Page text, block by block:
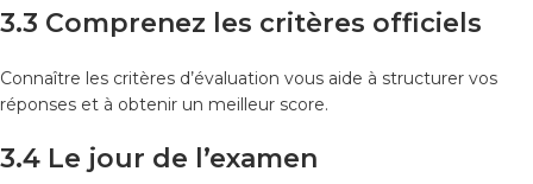
3.3 Comprenez les critères officiels
Connaître les critères d’évaluation vous aide à structurer vos
réponses et à obtenir un meilleur score.
3.4 Le jour de l’examen